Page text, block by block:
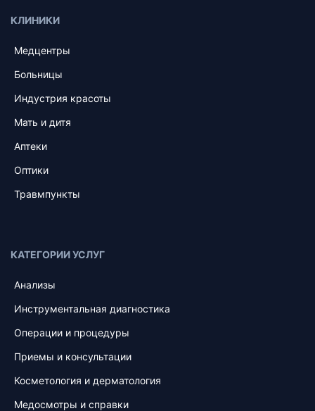
КЛИНИКИ
Медцентры
Больницы
Индустрия красоты
Мать и дитя
Аптеки
Оптики
Травмпункты
КАТЕГОРИИ УСЛУГ
Анализы
Инструментальная диагностика
Операции и процедуры
Приемы и консультации
Косметология и дерматология
Медосмотры и справки